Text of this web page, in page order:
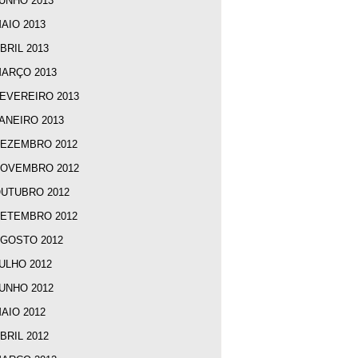
2013
2013
2013
2013
2013
2012
2012
2012
2012
2012
2012
2012
2012
2012